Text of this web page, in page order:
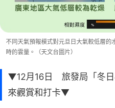
不同天氣預報模式對元旦日大氣較低層的
時的雲量。（天文台圖片）
▼12月16日 旅發局「冬日
來觀賞和打卡▼